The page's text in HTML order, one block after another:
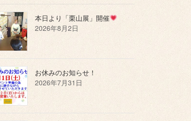
本日より「栗山展」開催
2026年8月2日
お休みのお知らせ！
2026年7月31日